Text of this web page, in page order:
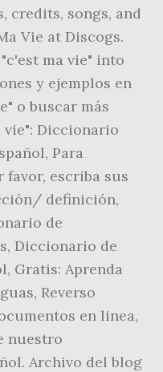
credits, songs, and
Vie at Discogs.
ma vie" into
y ejemplos en
o buscar más
vie": Diccionario
Para
favor, escriba sus
definición,
de
Diccionario de
Gratis: Aprenda
Reverso
en linea,
nuestro
Archivo del blog